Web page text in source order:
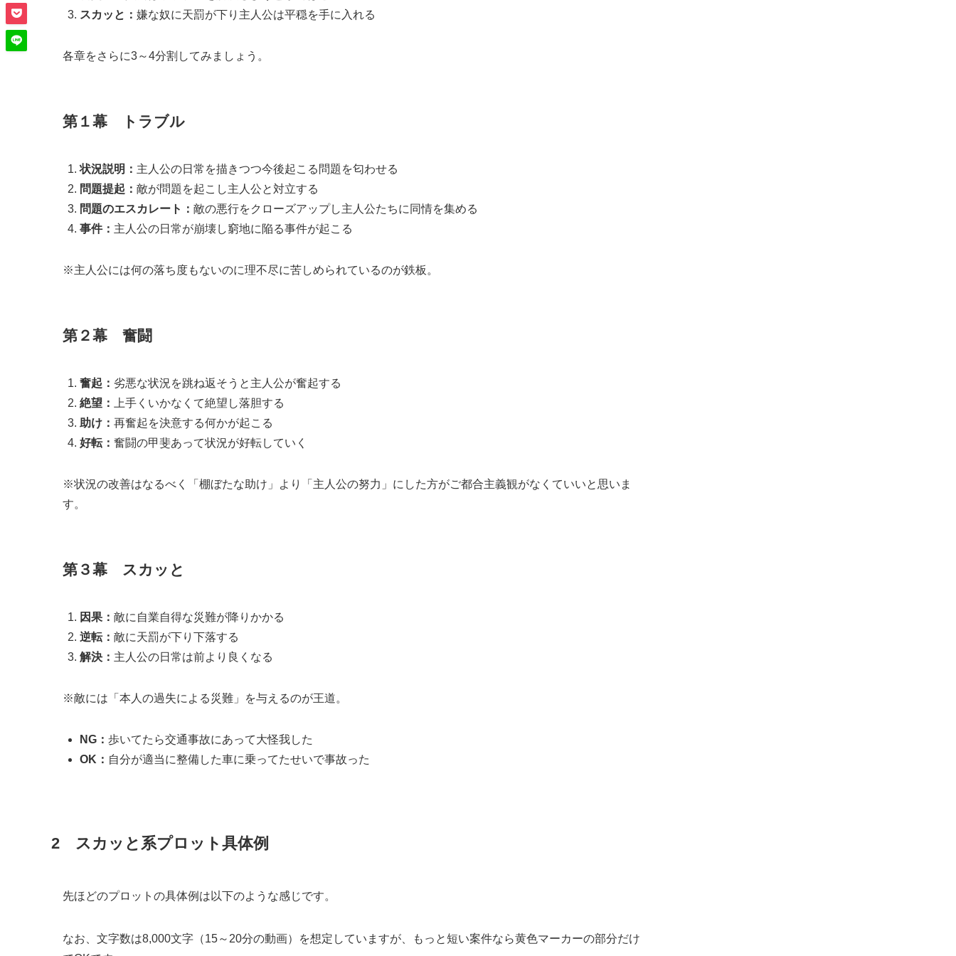
スカッと： 嫌な奴に天罰が下り主人公は平穏を手に入れる
各章をさらに3～4分割してみましょう。
第１幕 トラブル
状況説明： 主人公の日常を描きつつ今後起こる問題を匂わせる
問題提起： 敵が問題を起こし主人公と対立する
問題のエスカレート： 敵の悪行をクローズアップし主人公たちに同情を集める
事件： 主人公の日常が崩壊し窮地に陥る事件が起こる
※主人公には何の落ち度もないのに理不尽に苦しめられているのが鉄板。
第２幕 奮闘
奮起： 劣悪な状況を跳ね返そうと主人公が奮起する
絶望：
上手くいかなくて絶望し落胆する
助け： 再奮起を決意する何かが起こる
好転： 奮闘の甲斐あって状況が好転していく
※状況の改善はなるべく「棚ぼたな助け」より「主人公の努力」にした方がご都合主義観がなくていいと思いま
す。
第３幕 スカッと
因果： 敵に自業自得な災難が降りかかる
逆転： 敵に天罰が下り下落する
解決： 主人公の日常は前より良くなる
※敵には「本人の過失による災難」を与えるのが王道。
NG： 歩いてたら交通事故にあって大怪我した
OK： 自分が適当に整備した車に乗ってたせいで事故った
2 スカッと系プロット具体例
先ほどのプロットの具体例は以下のような感じです。
なお、文字数は8,000文字（15～20分の動画）を想定していますが、もっと短い案件なら黄色マーカーの部分だけ